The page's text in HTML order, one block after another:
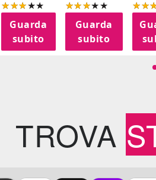
Guarda
subito
Guarda
subito
TROVA